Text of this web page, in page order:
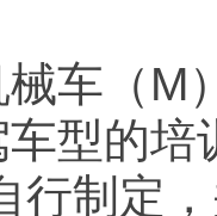
车（M
车型的
行制定